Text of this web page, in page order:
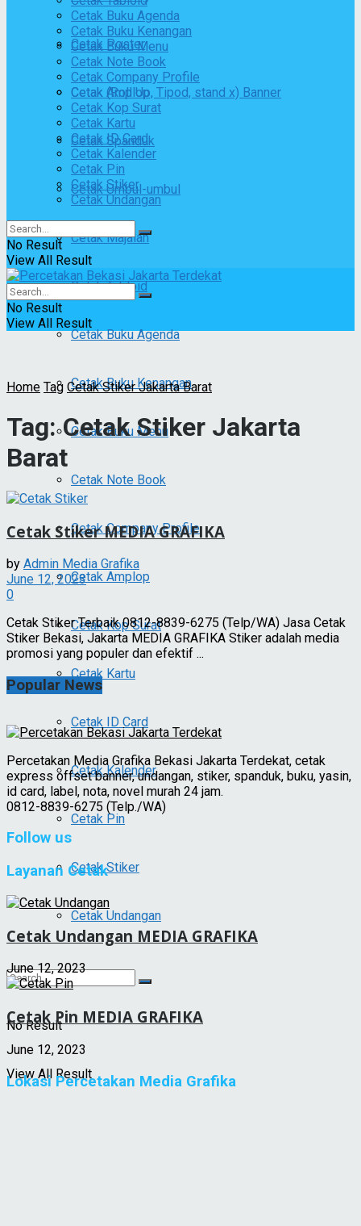
Cetak Poster
Cetak (Roll Up, Tipod, stand x) Banner
Cetak Spanduk
Cetak Umbul-umbul
Cetak Majalah
Cetak Tabloid
Cetak Buku Agenda
Cetak Buku Kenangan
Cetak Buku Menu
Cetak Note Book
Cetak Company Profile
Cetak Amplop
Cetak Kop Surat
Cetak Kartu
Cetak ID Card
Cetak Kalender
Cetak Pin
Cetak Stiker
Cetak Undangan
No Result
View All Result
Cetak Buku Agenda
Cetak Buku Kenangan
Cetak Buku Menu
Cetak Note Book
Cetak Company Profile
Cetak Amplop
Cetak Kop Surat
Cetak Kartu
Cetak ID Card
Cetak Kalender
Cetak Pin
Cetak Stiker
Cetak Undangan
No Result
View All Result
No Result
View All Result
Home Tag Cetak Stiker Jakarta Barat
Tag:Cetak Stiker Jakarta
Barat
Cetak Stiker MEDIA GRAFIKA
by Admin Media Grafika
June 12, 2023
0
Cetak Stiker Terbaik 0812-8839-6275 (Telp/WA) Jasa Cetak
Stiker Bekasi, Jakarta MEDIA GRAFIKA Stiker adalah media
promosi yang populer dan efektif ...
Popular News
Percetakan Media Grafika Bekasi Jakarta Terdekat, cetak
express offset banner, undangan, stiker, spanduk, buku, yasin,
id card, label, nota, novel murah 24 jam.
0812-8839-6275 (Telp./WA)
Follow us
Layanan Cetak
Cetak Undangan MEDIA GRAFIKA
June 12, 2023
Cetak Pin MEDIA GRAFIKA
June 12, 2023
Lokasi Percetakan Media Grafika